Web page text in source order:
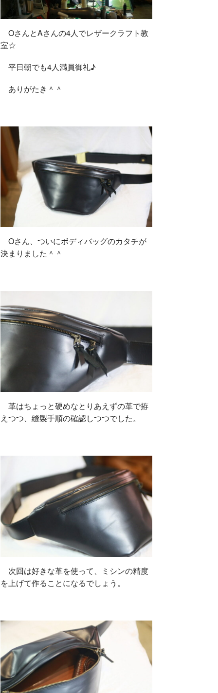
OさんとAさんの4人でレザークラフト教
室☆
平日朝でも4人満員御礼♪
ありがたき＾＾
Oさん、ついにボディバッグのカタチが
決まりました＾＾
革はちょっと硬めなとりあえずの革で拵
えつつ、縫製手順の確認しつつでした。
次回は好きな革を使って、ミシンの精度
を上げて作ることになるでしょう。